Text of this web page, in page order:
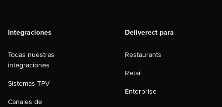
Integraciones
Todas nuestras
integraciones
Sistemas TPV
Canales de
Deliverect para
Restaurants
Retail
Enterprise